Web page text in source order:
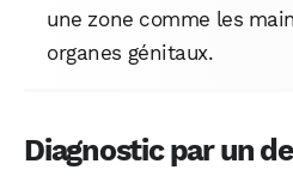
une zone comme les
organes génitaux.
Diagnostic par un